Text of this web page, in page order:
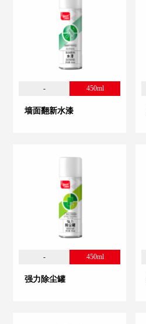
- 450ml
墙面翻新水漆
- 450ml
强力除尘罐